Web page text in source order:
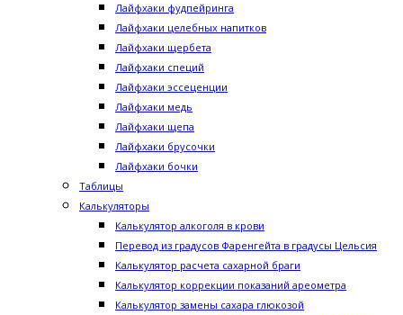
Лайфхаки фудпейринга
Лайфхаки целебных напитков
Лайфхаки щербета
Лайфхаки специй
Лайфхаки эссеценции
Лайфхаки медь
Лайфхаки щепа
Лайфхаки брусочки
Лайфхаки бочки
Таблицы
Калькуляторы
Калькулятор алкоголя в крови
Перевод из градусов Фаренгейта в градусы Цельсия
Калькулятор расчета сахарной браги
Калькулятор коррекции показаний ареометра
Калькулятор замены сахара глюкозой